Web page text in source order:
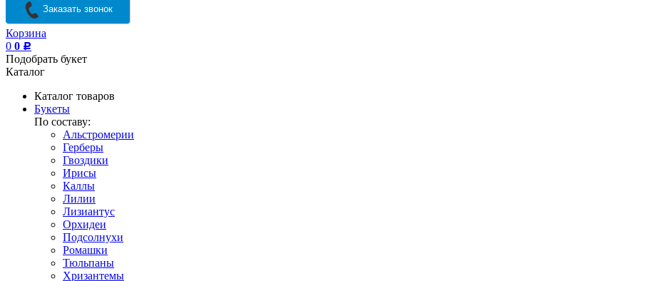
Заказать звонок
Корзина
0 0 Р
Подобрать букет
Каталог
Каталог товаров
Букеты
По составу:
Альстромерии
Герберы
Гвоздики
Ирисы
Каллы
Лилии
Лизиантус
Орхидеи
Подсолнухи
Ромашки
Тюльпаны
Хризантемы